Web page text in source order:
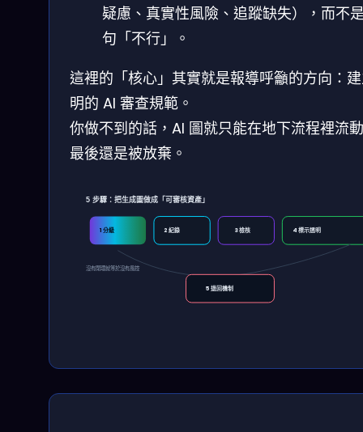
疑慮、真實性風險、追蹤缺失），而不
句「不行」。
這裡的「核心」其實就是報導呼籲的方向：
明的 AI 審查規範。
你做不到的話，AI 圖就只能在地下流程裡流
最後還是被放棄。
5 步驟：把生成圖做成「可審核資產」
1 分級 2 紀錄 3 檢核 4 標示透明
5 退回機制
沒有閉環就等於沒有風控